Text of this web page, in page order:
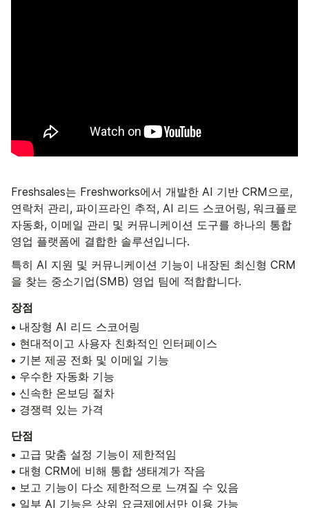
Freshsales는 Freshworks에서 개발한 AI 기반 CRM으로,
연락처 관리, 파이프라인 추적, AI 리드 스코어링, 워크플로
자동화, 이메일 관리 및 커뮤니케이션 도구를 하나의 통합
영업 플랫폼에 결합한 솔루션입니다.
특히 AI 지원 및 커뮤니케이션 기능이 내장된 최신형 CRM
을 찾는 중소기업(SMB) 영업 팀에 적합합니다.
장점
• 내장형 AI 리드 스코어링
• 현대적이고 사용자 친화적인 인터페이스
• 기본 제공 전화 및 이메일 기능
• 우수한 자동화 기능
• 신속한 온보딩 절차
• 경쟁력 있는 가격
단점
• 고급 맞춤 설정 기능이 제한적임
• 대형 CRM에 비해 통합 생태계가 작음
• 보고 기능이 다소 제한적으로 느껴질 수 있음
• 일부 AI 기능은 상위 요금제에서만 이용 가능